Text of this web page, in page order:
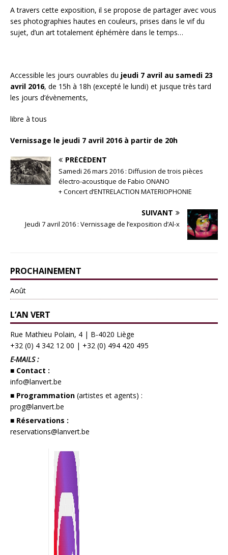
A travers cette exposition, il se propose de partager avec vous
ses photographies hautes en couleurs, prises dans le vif du
sujet, d’un art totalement éphémère dans le temps…
Accessible les jours ouvrables du jeudi 7 avril au samedi 23
avril 2016, de 15h à 18h (excepté le lundi) et jusque très tard
les jours d’évènements,
libre à tous
Vernissage le jeudi 7 avril 2016 à partir de 20h
PRÉCÉDENT
Samedi 26 mars 2016 : Diffusion de trois pièces
électro-acoustique de Fabio ONANO
+ Concert d’ENTRELACTION MATERIOPHONIE
SUIVANT
Jeudi 7 avril 2016 : Vernissage de l’exposition d’Al-x
PROCHAINEMENT
Août
L’AN VERT
Rue Mathieu Polain, 4 | B-4020 Liège
+32 (0) 4 342 12 00 | +32 (0) 494 420 495
E-MAILS :
■ Contact :
info@lanvert.be
■ Programmation (artistes et agents) :
prog@lanvert.be
■ Réservations :
reservations@lanvert.be